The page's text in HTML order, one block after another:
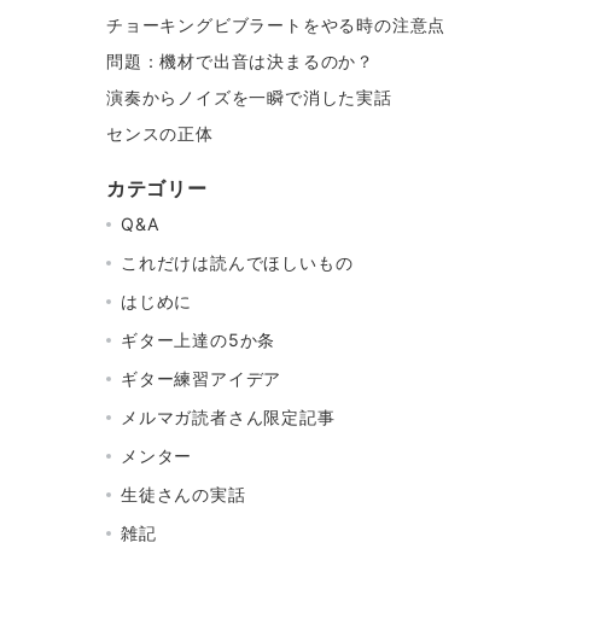
チョーキングビブラートをやる時の注意点
問題：機材で出音は決まるのか？
演奏からノイズを一瞬で消した実話
センスの正体
カテゴリー
Q&A
これだけは読んでほしいもの
はじめに
ギター上達の5か条
ギター練習アイデア
メルマガ読者さん限定記事
メンター
生徒さんの実話
雑記